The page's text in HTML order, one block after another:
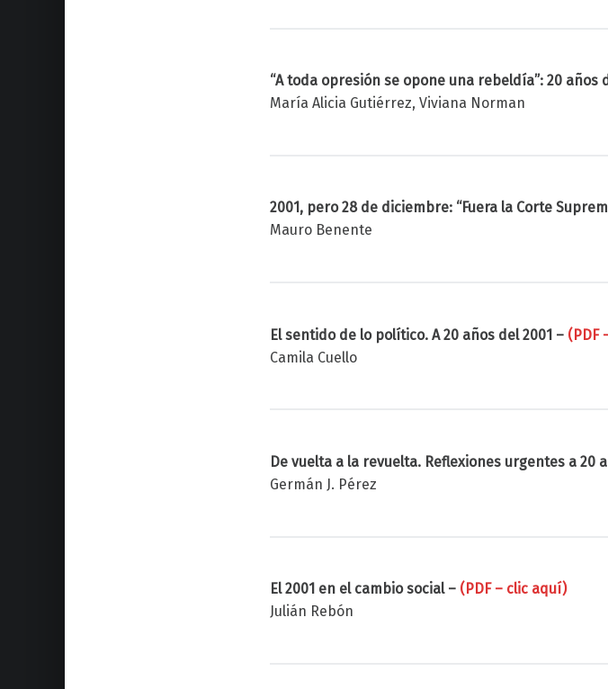
“A toda opresión se opone una rebeldía”: 20 años
María Alicia Gutiérrez, Viviana Norman
2001, pero 28 de diciembre: “Fuera la Corte
Mauro Benente
El sentido de lo político. A 20 años del 2001 – (PDF
Camila Cuello
De vuelta a la revuelta. Reflexiones urgentes a 20
Germán J. Pérez
El 2001 en el cambio social – (PDF – clic aquí)
Julián Rebón